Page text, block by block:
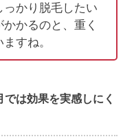
かり脱毛したい
かるのと、重く
すね。
は効果を実感しにく